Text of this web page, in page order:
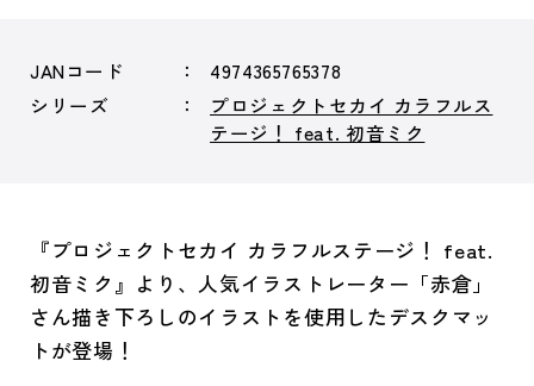
JANコード
4974365765378
シリーズ
プロジェクトセカイ カラフルス
テージ！ feat. 初音ミク
『プロジェクトセカイ カラフルステージ！ feat.
初音ミク』より、人気イラストレーター「赤倉」
さん描き下ろしのイラストを使用したデスクマッ
トが登場！